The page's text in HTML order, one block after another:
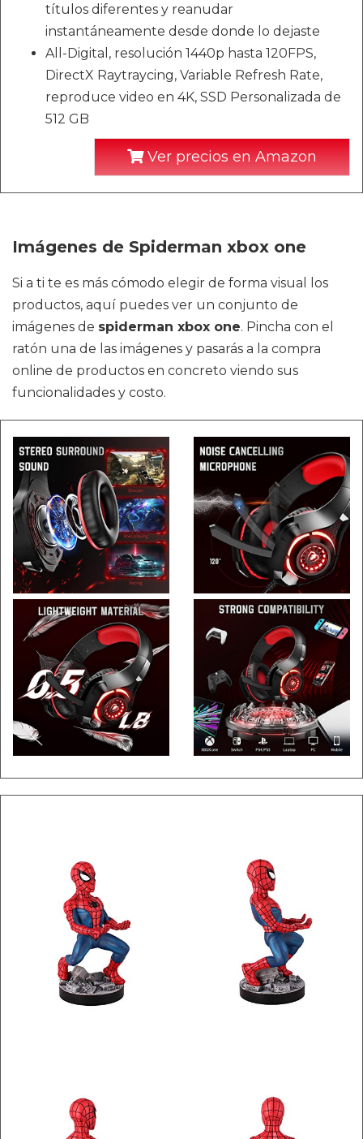
títulos diferentes y reanudar
instantáneamente desde donde lo dejaste
All-Digital, resolución 1440p hasta 120FPS,
DirectX Raytraycing, Variable Refresh Rate,
reproduce video en 4K, SSD Personalizada de
512 GB
Ver precios en Amazon
Imágenes de Spiderman xbox one
Si a ti te es más cómodo elegir de forma visual los
productos, aquí puedes ver un conjunto de
imágenes de spiderman xbox one. Pincha con el
ratón una de las imágenes y pasarás a la compra
online de productos en concreto viendo sus
funcionalidades y costo.